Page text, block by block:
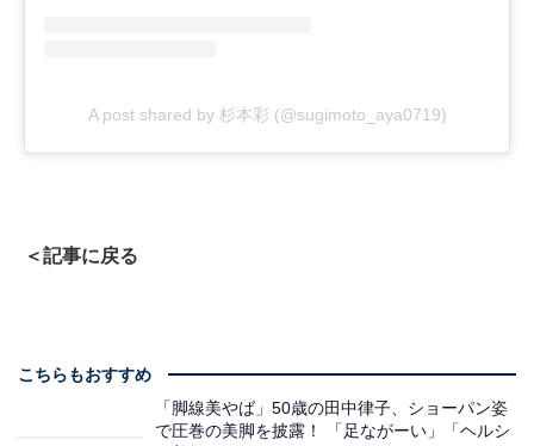
A post shared by 杉本彩 (@sugimoto_aya0719)
＜記事に戻る
こちらもおすすめ
「脚線美やば」50歳の田中律子、ショーパン姿
で圧巻の美脚を披露！ 「足ながーい」「ヘルシ